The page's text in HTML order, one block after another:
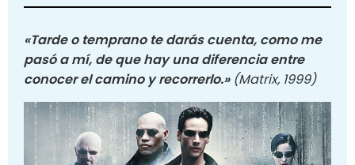
«Tarde o temprano te darás cuenta, como me
pasó a mí, de que hay una diferencia entre
conocer el camino y recorrerlo.» (Matrix, 1999)